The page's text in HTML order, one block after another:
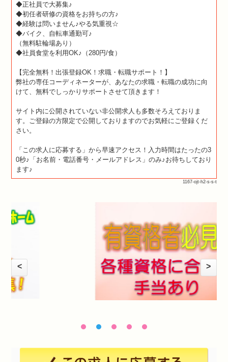
◆正社員で大募集♪
◆初任者研修の資格をお持ちの方♪
◆経験は問いません♪やる気重視☆
◆バイク、自転車通勤可♪
（無料駐輪場あり）
◆社員食堂を利用OK♪（280円/食）
【完全無料！出張登録OK！求職・転職サポート！】
弊社の専任コーディネーターが、あなたの求職・転職の成功に向
けて、無料でしっかりサポートさせて頂きます！
サイト内に公開されていない非公開求人も多数そろえておりま
す。ご登録の方限定で公開しておりますのでお気軽にご登録くだ
さい。
「この求人に応募する」から早速アクセス！入力時間はたったの3
0秒♪「お名前・電話番号・メールアドレス」のみ♪お待ちしており
ます♪
1167-ojt-h2-s-s-t
< >